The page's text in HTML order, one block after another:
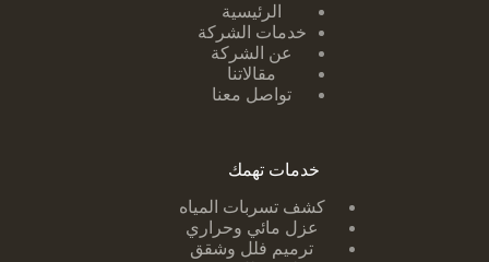
الرئيسية
خدمات الشركة
عن الشركة
مقالاتنا
تواصل معنا
خدمات تهمك
كشف تسربات ا لمياه
عزل مائي وحراري
ترميم فلل وشقق